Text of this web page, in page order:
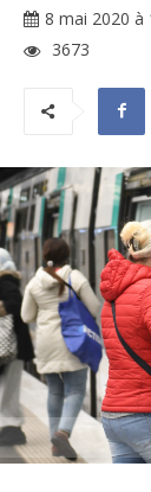
8 mai 2020 à
3673